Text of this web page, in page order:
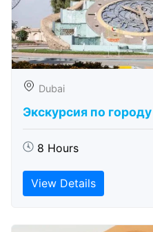
Dubai
Экскурсия по
8 Hours
View Details